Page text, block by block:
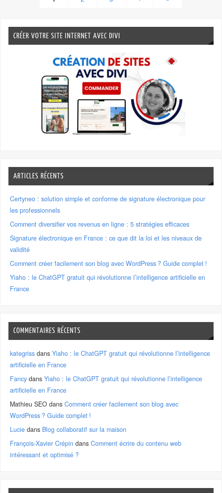
CRÉER VOTRE SITE INTERNET AVEC DIVI
ARTICLES RÉCENTS
Certyneo : solution simple et conforme de signature électronique pour
les professionnels
Comment diversifier vos revenus en ligne : 5 stratégies efficaces
Signature électronique en France : ce que dit la loi et les niveaux de
validité
Comment créer facilement son blog avec WordPress ? Guide complet !
Yiaho : le ChatGPT gratuit qui révolutionne l’intelligence artificielle en
France
COMMENTAIRES RÉCENTS
kategriss dansYiaho : le ChatGPT gratuit qui révolutionne l’intelligence
artificielle en France
Fancy dansYiaho : le ChatGPT gratuit qui révolutionne l’intelligence
artificielle en France
Mathieu SEO dansComment créer facilement son blog avec
WordPress ? Guide complet !
Lucie dans Blog collaboratif sur la maison
François-Xavier Crépin dansComment écrire du contenu web
intéressant et optimisé ?